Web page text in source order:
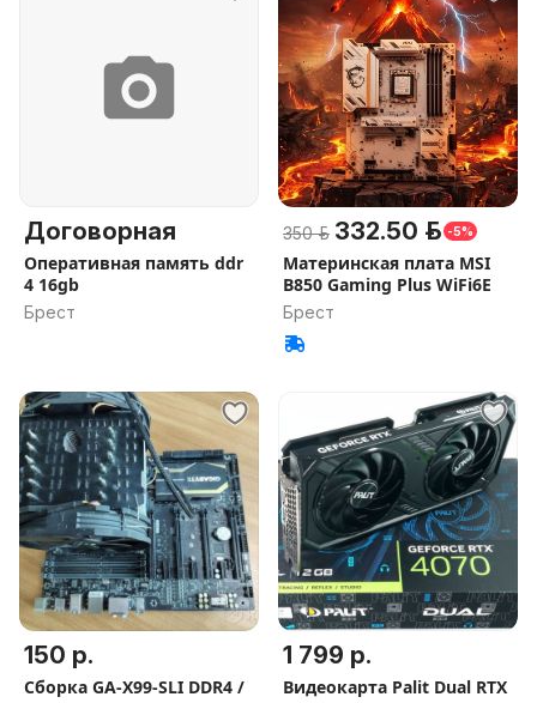
Договорная
Оперативная память ddr
4 16gb
Брест
350 р. 332.50 р. -5%
Материнская плата MSI
B850 Gaming Plus WiFi6E
Брест
150 р.
Сборка GA-X99-SLI DDR4 /
1 799 р.
Видеокарта Palit Dual RTX